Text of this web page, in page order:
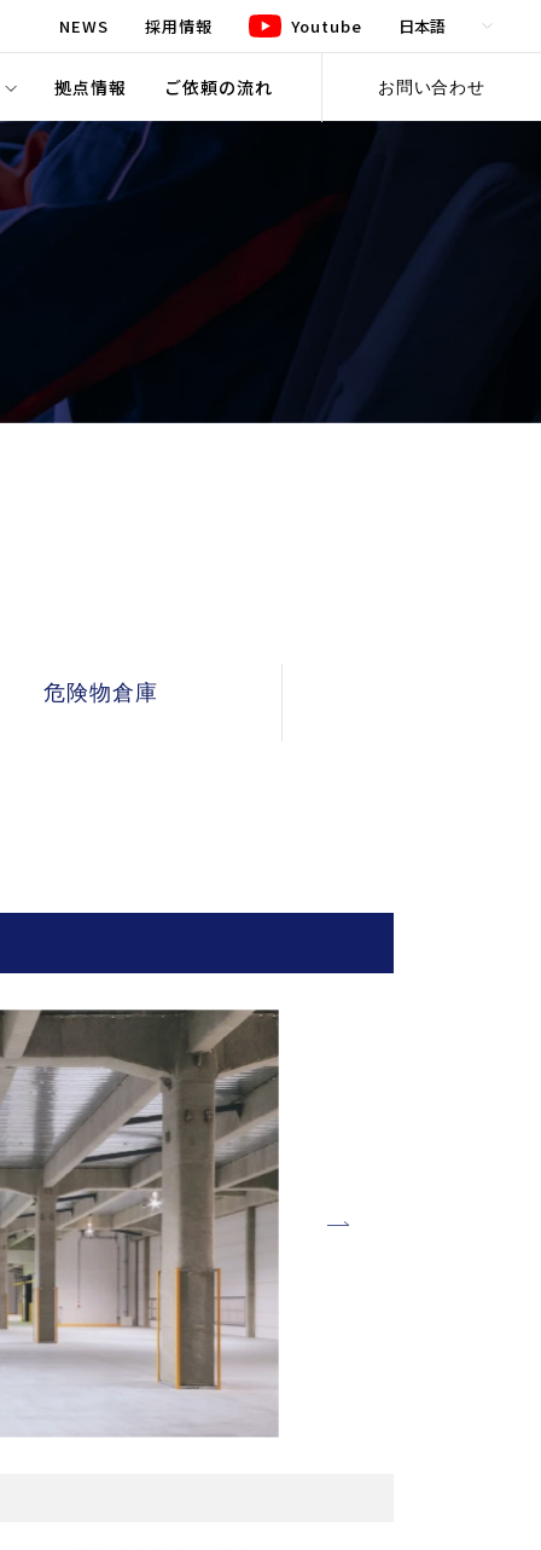
NEWS 採用情報 Youtube
拠点情報 ご依頼の流れ お問い合わせ
危険物倉庫